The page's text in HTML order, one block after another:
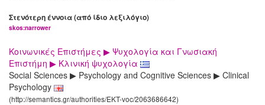
Στενότερη έννοια (από ίδιο λεξιλόγιο)
skos:narrower
Κοινωνικές Επιστήμες ▶ Ψυχολογία και Γνωσιακή
Επιστήμη ▶ Κλινική ψυχολογία
Social Sciences ▶ Psychology and Cognitive Sciences ▶ Clinical
Psychology
(http://semantics.gr/authorities/EKT-voc/2063686642)